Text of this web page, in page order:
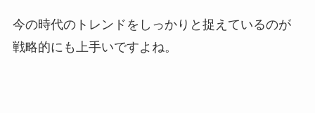
今の時代のトレンドをしっかりと捉えているのが
戦略的にも上手いですよね。